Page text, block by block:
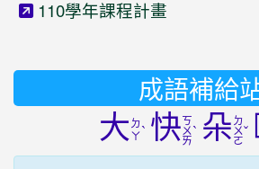
110學年課程計畫
成語補給
大 ㄉ
ㄚ ˋ 快 ㄎ
ㄨ
ㄞ
ˋ 朵 ㄉ
ㄨ
ㄛ
ˇ